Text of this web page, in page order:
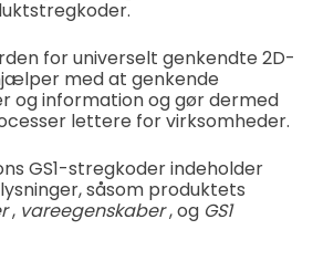
for universelt genkendte 2D-
med at genkende
og information og gør dermed
lettere for virksomheder.
GS1-stregkoder indeholder
såsom produktets
, vareegenskaber, og GS1